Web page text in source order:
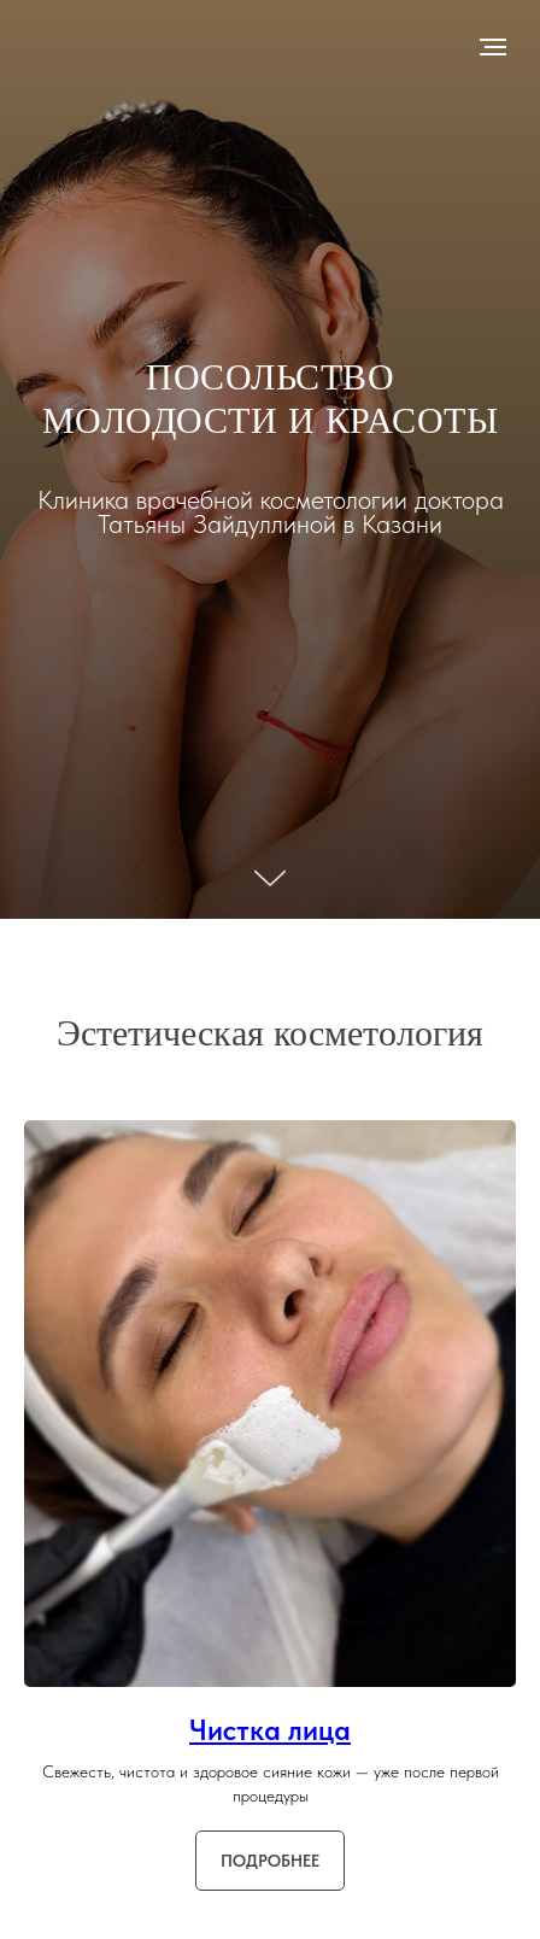
ПОСОЛЬСТВО
МОЛОДОСТИ И КРАСОТЫ
Клиника врачебной косметологии доктора
Татьяны Зайдуллиной в Казани
Эстетическая косметология
Чистка лица
Свежесть, чистота и здоровое сияние кожи — уже после первой
процедуры
ПОДРОБНЕЕ